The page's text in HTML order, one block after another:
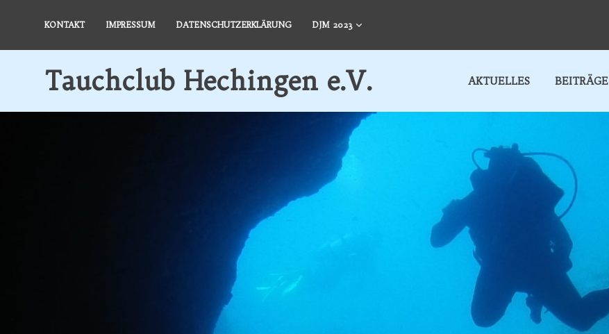
KONTAKT IMPRESSUM DATENSCHUTZERKLÄRUNG DJM 2023
Tauchclub Hechingen e.V. AKTUELLES BEITRÄGE